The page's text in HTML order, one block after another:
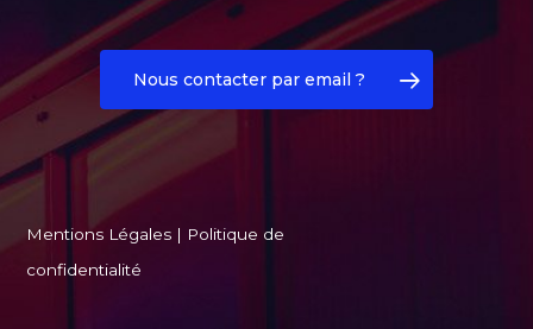
Nous contacter par email ?
Mentions Légales | Politique de
confidentialité